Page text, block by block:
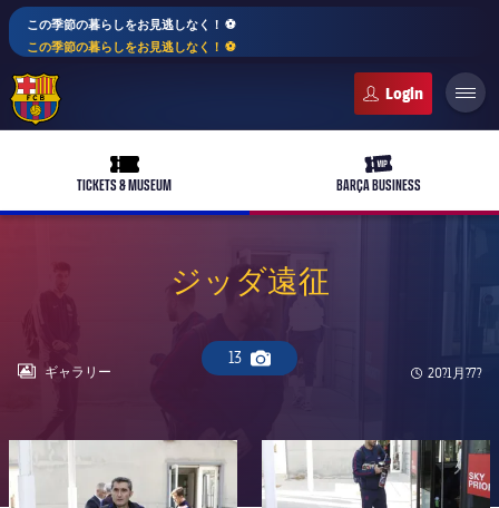
この季節の暮らしをお見逃しなく！ ⚽️
この季節の暮らしをお見逃しなく！ ⚽️
ticket-full
TICKETS & MUSEUM
ticket-vip
BARÇA BUSINESS
plusicon
label.aria.plus
plusicon
label.aria.plus
10年毎
スケジュール
バルサAtlètic
plusicon
label.aria.plus
ジッダ遠征
13
Camera icon
LABEL.ARIA.GALLERY
ギャラリー Published
20?1月?7?
FC Barcelona club badge